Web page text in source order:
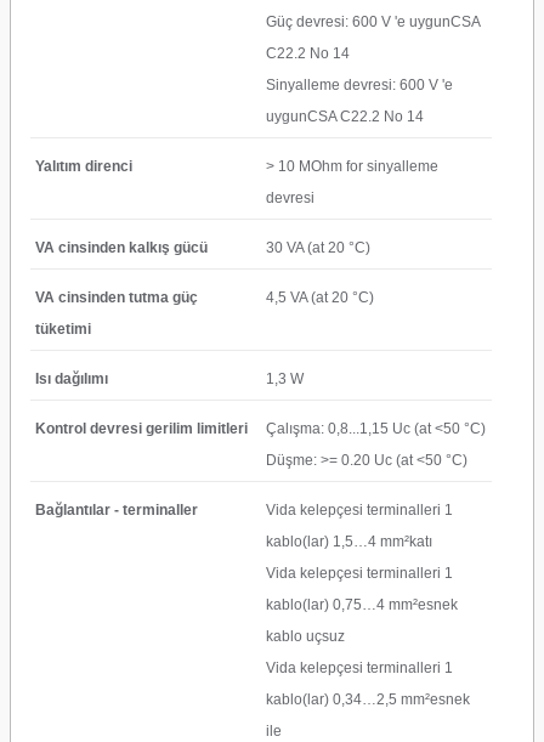
Güç devresi: 600 V 'e uygunCSA
C22.2 No 14
Sinyalleme devresi: 600 V 'e
uygunCSA C22.2 No 14
Yalıtım direnci
> 10 MOhm for sinyalleme
devresi
VA cinsinden kalkış gücü 30 VA (at 20 °C)
VA cinsinden tutma güç
tüketimi
4,5 VA (at 20 °C)
Isı dağılımı 1,3 W
Kontrol devresi gerilim limitleri
Çalışma: 0,8...1,15 Uc (at <50 °C)
Düşme: >= 0.20 Uc (at <50 °C)
Bağlantılar - terminaller
Vida kelepçesi terminalleri 1
kablo(lar) 1,5…4 mm²katı
Vida kelepçesi terminalleri 1
kablo(lar) 0,75…4 mm²esnek
kablo uçsuz
Vida kelepçesi terminalleri 1
kablo(lar) 0,34…2,5 mm²esnek
ile